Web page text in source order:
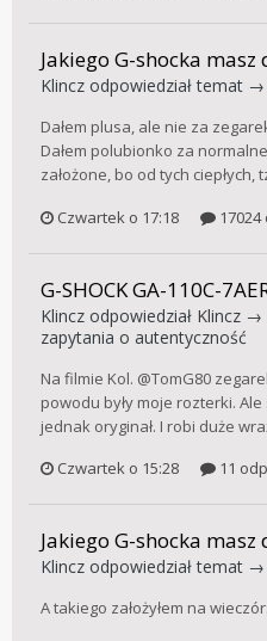
Jakiego G-shocka
Klincz odpowiedział temat →
Dałem plusa, ale nie za
Dałem polubionko za
założone, bo od tych ciepłych,
Czwartek o 17:18
G-SHOCK GA-110C-
Klincz odpowiedział Klincz →
zapytania o autentyczność
Na filmie Kol. @TomG80
powodu były moje rozterki.
jednak oryginał. I robi duże
Czwartek o 15:28
11
Jakiego G-shocka
Klincz odpowiedział temat →
A takiego założyłem na